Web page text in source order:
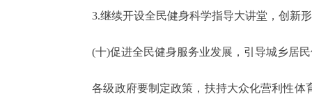
3.继续开设全民健身科学指导大讲堂，创新形
(十)促进全民健身服务业发展，引导城乡居民
各级政府要制定政策，扶持大众化营利性体